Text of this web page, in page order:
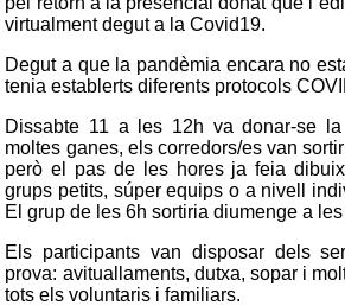
virtualment degut a la Covid19.
Degut a que la pandèmia encara no
tenia establerts diferents protocols
Dissabte 11 a les 12h va donar-se
moltes ganes, els corredors/es van
però el pas de les hores ja feia
grups petits, súper equips o a nivell
El grup de les 6h sortiria diumenge a
Els participants van disposar dels
prova: avituallaments, dutxa, sopar i
tots els voluntaris i familiars.